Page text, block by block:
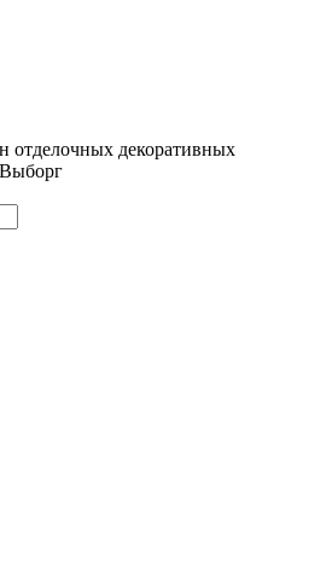
отделочных декоративных